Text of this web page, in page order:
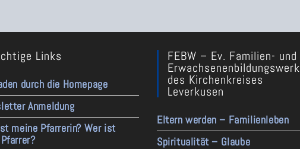
Links
durch die Homepage
Anmeldung
meine Pfarrerin? Wer ist
FEBW – Ev. Familien- und
Erwachsenenbildungswerk
des Kirchenkreises
Leverkusen
Eltern werden – Familienleben
Spiritualität – Glaube